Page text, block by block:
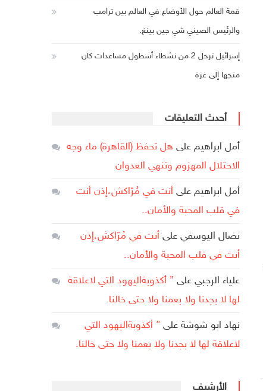
قمة العالم حول الأوضاع في العالم بين ترامب
والرئيس الصيني شي جين بينغ.
إسرائيل ترحل 2 من نشطاء أسطول مساعدات كان
متجها إلى غزة
أحدث التعليقات
أمل ابراهيم على هل تحفظ (القاهرة) ماء وجه
الاحتلال المهزوم وتنهي العدوان
أمل ابراهيم على أنت في مُرّاكش،إذن أنت
في قلب المحبة والأمان..
نضال اليوسفي على أنت في مُرّاكش،إذن
أنت في قلب المحبة والأمان..
علياء الرجبي على” أكذوبةاليهود التي لاعلاقة
لها لا بجدنا ولا بعمنا ولا حتى خالنا.
نهاد ابو شوشة على” أكذوبةاليهود التي
لاعلاقة لها لا بجدنا ولا بعمنا ولا حتى خالنا.
الأرشيف